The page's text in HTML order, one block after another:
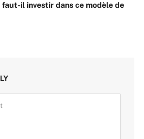
faut-il investir dans ce modèle de